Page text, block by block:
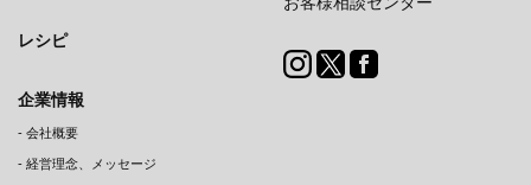
レシピ
企業情報
- 会社概要
- 経営理念、メッセージ